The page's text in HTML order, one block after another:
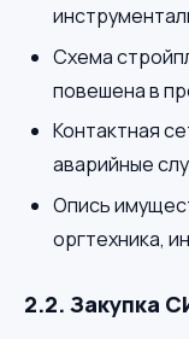
Схема
повешена в
Контактная
аварийные
Опись
оргтехника,
2.2. Закупка